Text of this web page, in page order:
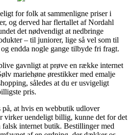
for folk at sammenligne priser i
og derved har flertallet af Nordahl
det nødvendigt at nedbringe
– til juniorer, lige så vel som til
endda nogle gange tilbyde fri fragt.
gavnligt at prøve en række internet
mariehøne ørestikker med emalje
således at du er usvigeligt
pris.
at hvis en webbutik udlover
virker uendeligt billig, kunne det for det
internet butik. Bestillinger med